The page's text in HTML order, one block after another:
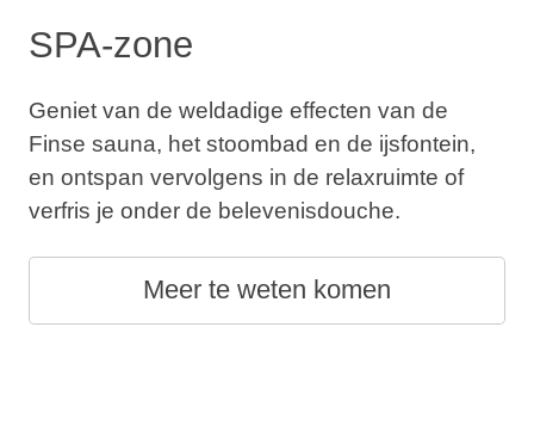
SPA-zone
Geniet van de weldadige effecten van de
Finse sauna, het stoombad en de ijsfontein,
en ontspan vervolgens in de relaxruimte of
verfris je onder de belevenisdouche.
Meer te weten komen